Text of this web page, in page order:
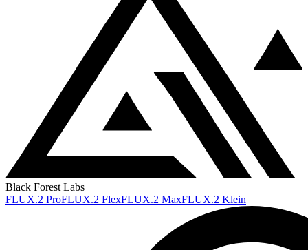
Black Forest Labs
FLUX.2 ProFLUX.2 FlexFLUX.2 MaxFLUX.2 Klein